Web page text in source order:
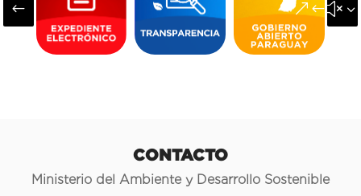
#
CONTACTO
Ministerio del Ambiente y Desarrollo Sostenible